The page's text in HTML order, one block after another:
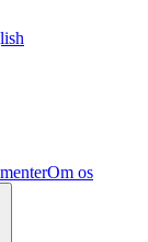
Om os